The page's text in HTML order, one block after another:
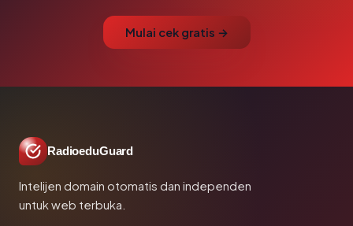
Mulai cek gratis →
RadioeduGuard
Intelijen domain otomatis dan independen
untuk web terbuka.